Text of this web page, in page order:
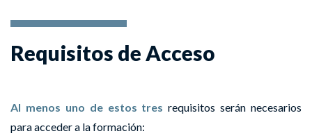
Requisitos de Acceso
Al menos uno de estos tres requisitos serán necesarios
para acceder a la formación: